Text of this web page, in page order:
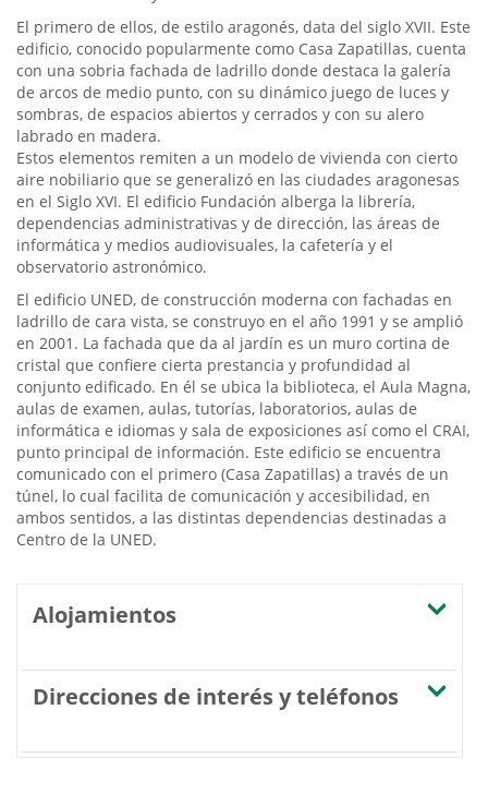
El primero de ellos, de estilo aragonés, data del siglo XVII. Este
edificio, conocido popularmente como Casa Zapatillas, cuenta
con una sobria fachada de ladrillo donde destaca la galería
de arcos de medio punto, con su dinámico juego de luces y
sombras, de espacios abiertos y cerrados y con su alero
labrado en madera.
Estos elementos remiten a un modelo de vivienda con cierto
aire nobiliario que se generalizó en las ciudades aragonesas
en el Siglo XVI. El edificio Fundación alberga la librería,
dependencias administrativas y de dirección, las áreas de
informática y medios audiovisuales, la cafetería y el
observatorio astronómico.
El edificio UNED, de construcción moderna con fachadas en
ladrillo de cara vista, se construyo en el año 1991 y se amplió
en 2001. La fachada que da al jardín es un muro cortina de
cristal que confiere cierta prestancia y profundidad al
conjunto edificado. En él se ubica la biblioteca, el Aula Magna,
aulas de examen, aulas, tutorías, laboratorios, aulas de
informática e idiomas y sala de exposiciones así como el CRAI,
punto principal de información. Este edificio se encuentra
comunicado con el primero (Casa Zapatillas) a través de un
túnel, lo cual facilita de comunicación y accesibilidad, en
ambos sentidos, a las distintas dependencias destinadas a
Centro de la UNED.
Alojamientos
Direcciones de interés y teléfonos